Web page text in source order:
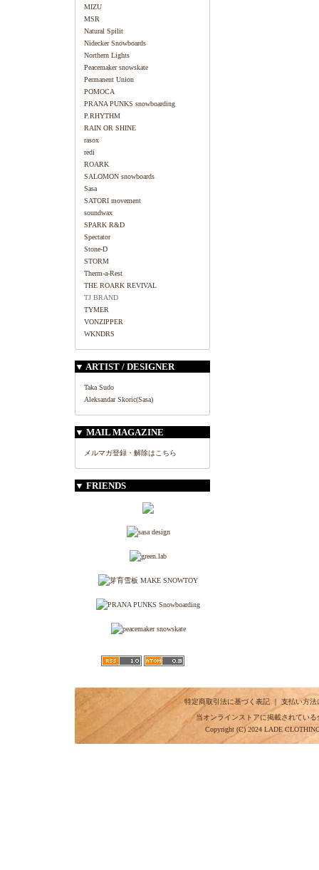
MIZU
MSR
Natural Spilit
Nidecker Snowboards
Northern Lights
Peacemaker snowskate
Permanent Union
POMOCA
PRANA PUNKS snowboarding
P.RHYTHM
RAIN OR SHINE
rasox
redi
ROARK
SALOMON snowboards
Sasa
SATORI movement
soundwax
SPARK R&D
Spectator
Stone-D
STORM
Therm-a-Rest
THE ROARK REVIVAL
TJ BRAND
TYMER
VONZIPPER
WKNDRS
▼ ARTIST / DESIGNER
Taka Sudo
Aleksandar Skoric(Sasa)
▼ MAIL MAGAZINE
メルマガ登録・解除はこちら
▼ FRIENDS
特定商取引法に基づく表記｜ 支払い方法
当オンラインストアに掲載されてい
Copyright (C) 2024 LADE